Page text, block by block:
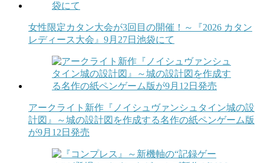
女性限定カタン大会が3回目の開催！～『2026 カタン
レディース大会』9月27日池袋にて
アークライト新作『ノイシュヴァンシュタイン城の設
計図』～城の設計図を作成する名作の紙ペンゲーム版
が9月12日発売